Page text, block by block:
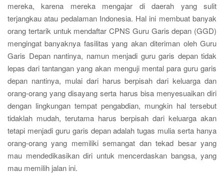
mereka, karena mereka mengajar di daerah yang sulit
terjangkau atau pedalaman Indonesia. Hal ini membuat banyak
orang tertarik untuk mendaftar CPNS Guru Garis depan (GGD)
mengingat banyaknya fasilitas yang akan diteriman oleh Guru
Garis Depan nantinya, namun menjadi guru garis depan tidak
lepas dari tantangan yang akan menguji mental para guru garis
depan nantinya, mulai dari harus berpisah dari keluarga dan
orang-orang yang disayang serta harus bisa menyesuaikan diri
dengan lingkungan tempat pengabdian, mungkin hal tersebut
tidaklah mudah, terutama harus berpisah dari keluarga akan
tetapi menjadi guru garis depan adalah tugas mulia serta hanya
orang-orang yang memiliki semangat dan tekad besar yang
mau mendedikasikan diri untuk mencerdaskan bangsa, yang
mau memilih jalan ini.